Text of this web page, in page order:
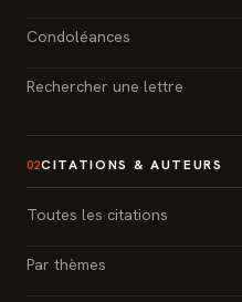
Condoléances
Rechercher une lettre
02CITATIONS & AUTEURS
Toutes les citations
Par thèmes